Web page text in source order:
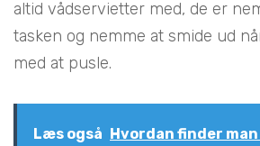
altid vådservietter med, de er
tasken og nemme at smide ud
med at pusle.
Læs også
Hvordan finder